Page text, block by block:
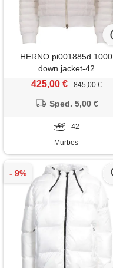
HERNO pi001885d 1000
down jacket-42
425,00 € 845,00 €
Sped. 5,00 €
42
Murbes